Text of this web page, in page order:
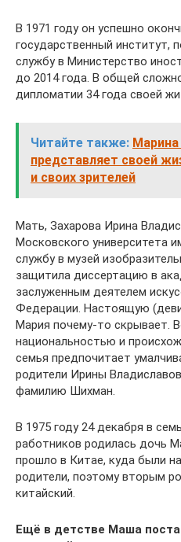
В 1971 году он успешно
государственный институт,
службу в Министерство
до 2014 года. В общей
дипломатии 34 года своей
Читайте также: Марина
представляет своей
и своих зрителей
Мать, Захарова Ирина
Московского университета
службу в музей
защитила диссертацию в
заслуженным деятелем
Федерации. Настоящую
Мария почему-то скрывает.
национальностью и
семья предпочитает
родители Ирины
фамилию Шихман.
В 1975 году 24 декабря в
работников родилась дочь
прошло в Китае, куда были
родители, поэтому вторым
китайский.
Ещё в детстве Маша